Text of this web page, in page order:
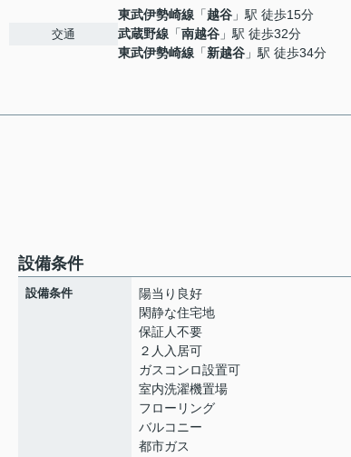
交通
東武伊勢崎線 「越谷 」駅 徒歩15分
武蔵野線 「南越谷 」駅 徒歩32分
東武伊勢崎線 「新越谷 」駅 徒歩34分
設備条件
設備条件
陽当り良好
閑静な住宅地
保証人不要
２人入居可
ガスコンロ設置可
室内洗濯機置場
フローリング
バルコニー
都市ガス